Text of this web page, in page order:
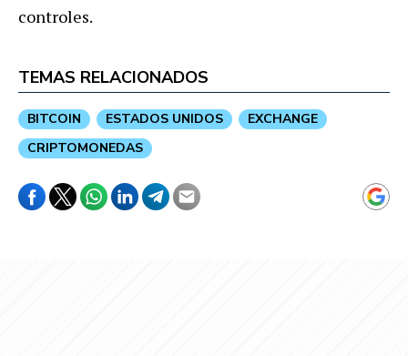
controles.
TEMAS RELACIONADOS
BITCOIN ESTADOS UNIDOS
EXCHANGE
CRIPTOMONEDAS